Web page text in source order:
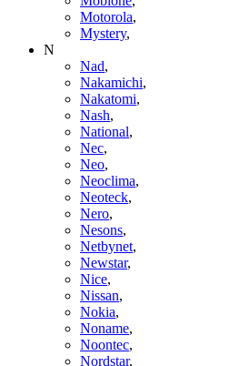
Motorola,
Mystery,
N
Nad,
Nakamichi,
Nakatomi,
Nash,
National,
Nec,
Neo,
Neoclima,
Neoteck,
Nero,
Nesons,
Netbynet,
Newstar,
Nice,
Nissan,
Nokia,
Noname,
Noontec,
Nordstar,